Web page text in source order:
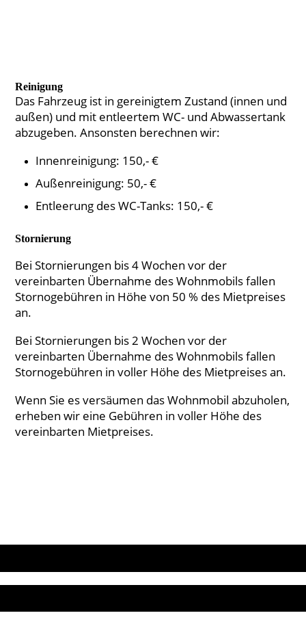
Reinigung
Das Fahrzeug ist in gereinigtem Zustand (innen und
außen) und mit entleertem WC- und Abwassertank
abzugeben. Ansonsten berechnen wir:
Innenreinigung: 150,- €
Außenreinigung: 50,- €
Entleerung des WC-Tanks: 150,- €
Stornierung
Bei Stornierungen bis 4 Wochen vor der
vereinbarten Übernahme des Wohnmobils fallen
Stornogebühren in Höhe von 50 % des Mietpreises
an.
Bei Stornierungen bis 2 Wochen vor der
vereinbarten Übernahme des Wohnmobils fallen
Stornogebühren in voller Höhe des Mietpreises an.
Wenn Sie es versäumen das Wohnmobil abzuholen,
erheben wir eine Gebühren in voller Höhe des
vereinbarten Mietpreises.